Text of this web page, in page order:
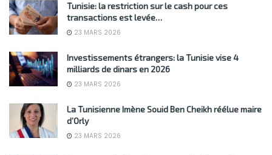
Tunisie: la restriction sur le cash pour ces
transactions est levée…
23 MARS 2026
Investissements étrangers: la Tunisie vise 4
milliards de dinars en 2026
23 MARS 2026
La Tunisienne Imène Souid Ben Cheikh réélue maire
d’Orly
23 MARS 2026